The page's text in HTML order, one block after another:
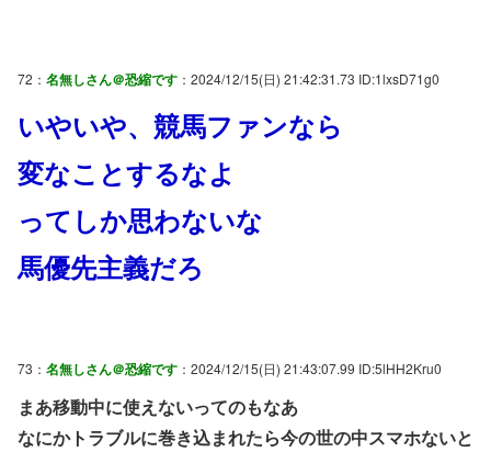
72： 名無しさん＠恐縮です ：2024/12/15(日) 21:42:31.73 ID:1lxsD71g0
いやいや、競馬ファンなら
変なことするなよ
ってしか思わないな
馬優先主義だろ
73： 名無しさん＠恐縮です ：2024/12/15(日) 21:43:07.99 ID:5lHH2Kru0
まあ移動中に使えないってのもなあ
なにかトラブルに巻き込まれたら今の世の中スマホないと